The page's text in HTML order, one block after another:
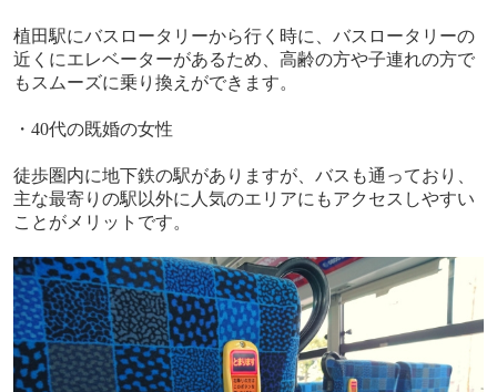
植田駅にバスロータリーから行く時に、バスロータリーの
近くにエレベーターがあるため、高齢の方や子連れの方で
もスムーズに乗り換えができます。
・ 40代の既婚の女性
徒歩圏内に地下鉄の駅がありますが、バスも通っており、
主な最寄りの駅以外に人気のエリアにもアクセスしやすい
ことがメリットです。